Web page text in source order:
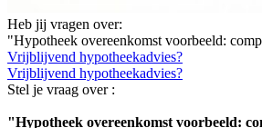
Heb jij vragen over:
"Hypotheek overeenkomst voorbeeld:
Vrijblijvend hypotheekadvies?
Vrijblijvend hypotheekadvies?
Stel je vraag over :
"Hypotheek overeenkomst voorbeeld: